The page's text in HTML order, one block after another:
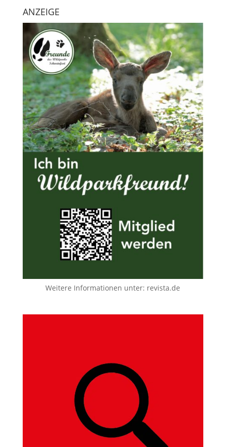
ANZEIGE
Weitere Informationen unter: revista.de